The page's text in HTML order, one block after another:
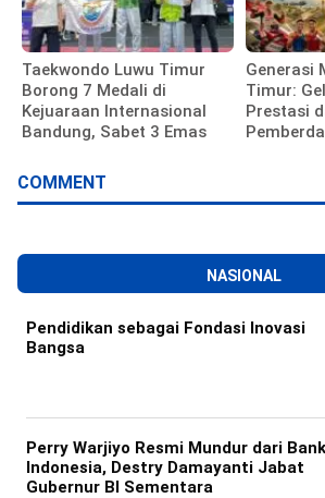
Taekwondo Luwu Timur
Borong 7 Medali di
Kejuaraan Internasional
Bandung, Sabet 3 Emas
Generasi
Timur:
Prestasi
COMMENT
NASIONAL
Pendidikan sebagai Fondasi Inovasi
Bangsa
Perry Warjiyo Resmi Mundur dari Bank
Indonesia, Destry Damayanti Jabat
Gubernur BI Sementara